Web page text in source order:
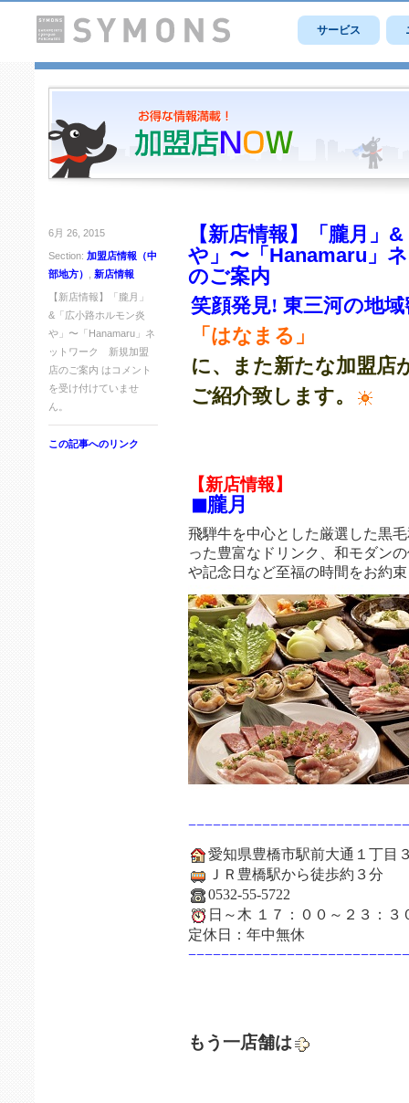
サービス
6月 26, 2015
Section: 加盟店情報（中
部地方）
新店情報
【新店情報】「朧月」
&「広小路ホルモン炎
や」〜「Hanamaru」ネ
ットワーク 新規加盟
店のご案内 は コメント
を受け付けていませ
ん。
この記事へのリンク
【新店情報】「朧月」
や」〜「Hanamaru」
のご案内
笑顔発見! 東三河の地
「はなまる」
に、また新たな加盟店
ご紹介致します。
【新店情報】
◼︎朧月
飛騨牛を中心とした厳選した黒
った豊富なドリンク、和モダン
や記念日など至福の時間をお約
愛知県豊橋市駅前大通１丁目
ＪＲ豊橋駅から徒歩約３分
0532-55-5722
日～木 １７：００～２３：
定休日：年中無休
もう一店舗は